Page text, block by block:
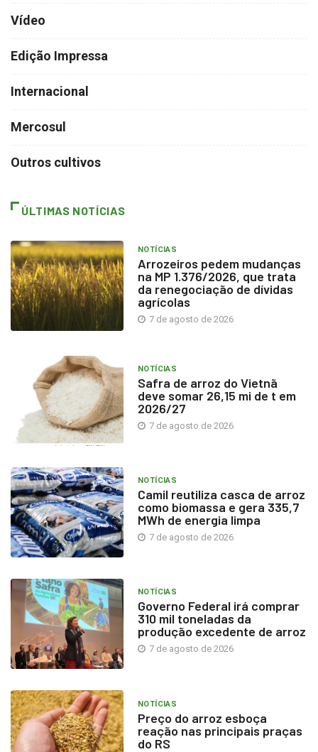
Vídeo
Edição Impressa
Internacional
Mercosul
Outros cultivos
ÚLTIMAS NOTÍCIAS
NOTÍCIAS
Arrozeiros pedem mudanças
na MP 1.376/2026, que trata
da renegociação de dívidas
agrícolas
7 de agosto de 2026
NOTÍCIAS
Safra de arroz do Vietnã
deve somar 26,15 mi de t em
2026/27
7 de agosto de 2026
NOTÍCIAS
Camil reutiliza casca de arroz
como biomassa e gera 335,7
MWh de energia limpa
7 de agosto de 2026
NOTÍCIAS
Governo Federal irá comprar
310 mil toneladas da
produção excedente de arroz
7 de agosto de 2026
NOTÍCIAS
Preço do arroz esboça
reação nas principais praças
do RS